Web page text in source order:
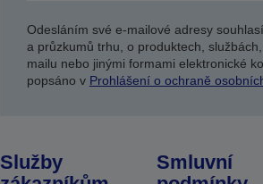
Odesláním své e-mailové adresy
a průzkumů trhu, o produktech,
mailu nebo jinými formami elektronické
popsáno v Prohlášení o ochraně
Služby
Smluvní